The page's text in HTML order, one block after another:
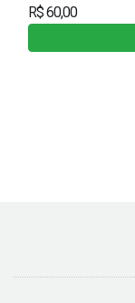
R$ 60,00